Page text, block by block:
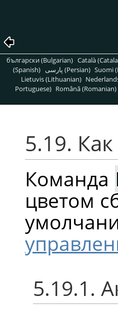
български (Bulgarian) Català
(Spanish)
پارسی (Persian) Suomi
Lietuvis (Lithuanian)
Portuguese) Română (Romanian)
5.19.
Команда
цветом
5.19.1.